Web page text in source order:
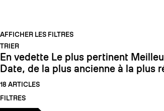
AFFICHER LES FILTRES
TRIER
En vedette Le plus pertinent
Date, de la plus ancienne à la plus
18 ARTICLES
FILTRES